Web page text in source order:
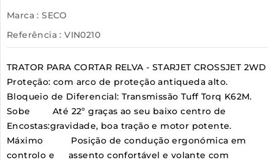
Marca : SECO
Referência : VIN0210
TRATOR PARA CORTAR RELVA - STARJET CROSSJET 2WD
Proteção: com arco de proteção antiqueda alto.
Bloqueio de Diferencial: Transmissão Tuff Torq K62M.
Sobe
Encostas:
Até 22º graças ao seu baixo centro de
gravidade, boa tração e motor potente.
Máximo
controlo e
Posição de condução ergonómica em
assento confortável e volante com